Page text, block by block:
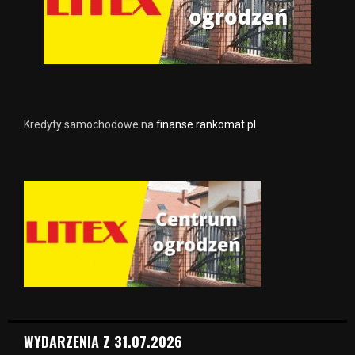
Kredyty samochodowe nafinanse.rankomat.pl
WYDARZENIA Z 31.07.2026